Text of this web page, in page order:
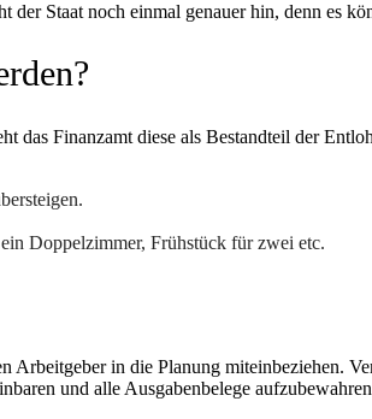
Staat noch einmal genauer hin, denn es
das Finanzamt diese als Bestandteil der
Doppelzimmer, Frühstück für zwei etc.
Arbeitgeber in die Planung miteinbeziehen.
und alle Ausgabenbelege